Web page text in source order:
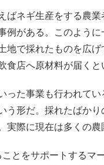
ばネギ生産をする農
例がある。このよう
地で採れたものを広
食店へ原材料が届くと
った事業も行われて
う形だ。採れたばか
実際に現在は多くの農
とをサポートするマ